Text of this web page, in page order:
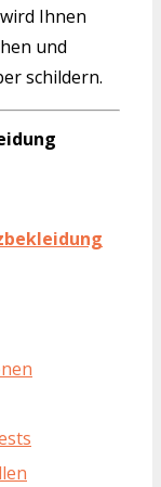
Ihnen
und
schildern.